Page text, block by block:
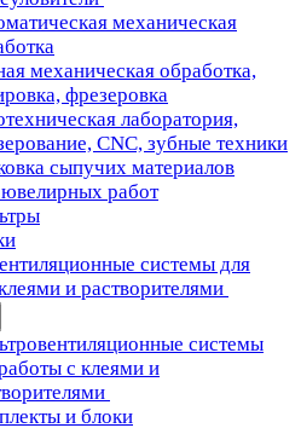
механическая
механическая обработка,
фрезеровка
лаборатория,
CNC, зубные техники
сыпучих материалов
работ
системы для
и растворителями
системы
с клеями и
и блоки